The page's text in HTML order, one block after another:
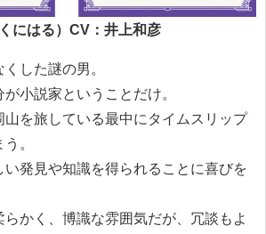
にはる）CV：井上和彦
した謎の男。
小説家ということだけ。
山を旅している最中にタイムスリップ
。
発見や知識を得られることに喜びを
かく、博識な雰囲気だが、冗談もよ